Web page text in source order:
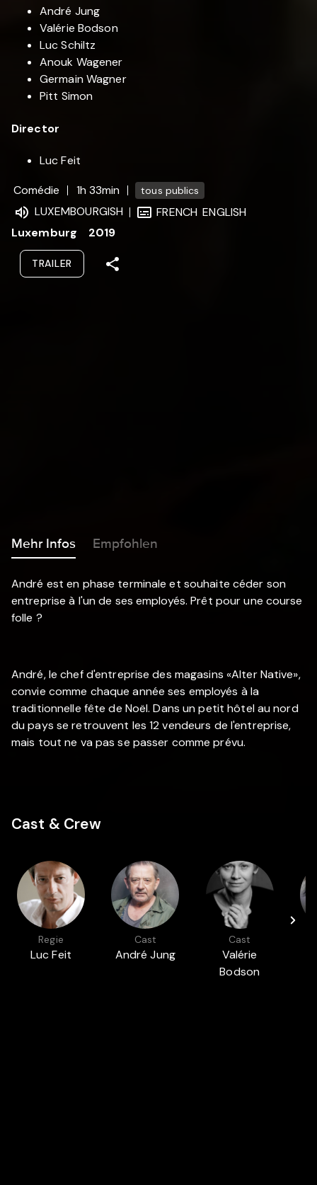
André Jung
Valérie Bodson
Luc Schiltz
Anouk Wagener
Germain Wagner
Pitt Simon
Director
Luc Feit
Comédie
1h 33min tous publics
LUXEMBOURGISH FRENCH ENGLISH
Luxemburg
2019
TRAILER
Mehr Infos Empfohlen
André est en phase terminale et souhaite céder son
entreprise à l'un de ses employés. Prêt pour une course
folle ?
André, le chef d'entreprise des magasins «Alter Native»,
convie comme chaque année ses employés à la
traditionnelle fête de Noël. Dans un petit hôtel au nord
du pays se retrouvent les 12 vendeurs de l'entreprise,
mais tout ne va pas se passer comme prévu.
Cast & Crew
Regie
Luc Feit
Cast
André Jung
Cast
Valérie
Bodson